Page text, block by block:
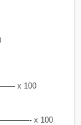
x 100
x 100